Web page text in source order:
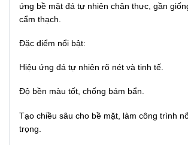
ứng bề mặt đá tự nhiên chân thực, gần
cẩm thạch.
Đặc điểm nổi bật:
Hiệu ứng đá tự nhiên rõ nét và tinh tế.
Độ bền màu tốt, chống bám bẩn.
Tạo chiều sâu cho bề mặt, làm công trình
trọng.